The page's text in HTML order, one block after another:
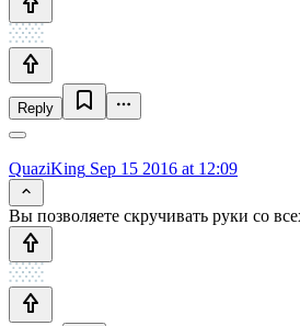
Reply
QuaziKing Sep 15 2016 at 12:09
Вы позволяете скручивать руки со